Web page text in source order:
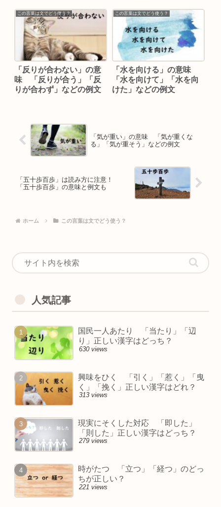
この言葉は文でどう使う？
「反りが合わない」の意
味 「反りが合う」「反
りが合わず」などの例文
この言葉は文でどう使う？
「水を向ける」の意味
「水を向けて」「水を向
けた」などの例文
「気が重い」の意味 「気が重くな
る」「気が重そう」などの例文
「五十歩百歩」は読み方に注意！
「五十歩百歩」の意味と例文も
ホーム この言葉は文でどう使う？
人気記事
国民一人あたり 「当たり」「辺
り」正しい漢字はどっち？
630 views
興味をひく 「引く」「惹く」「曳
く」「挽く」正しい漢字はどれ？
313 views
現実にそくした対応 「即した」
「則した」正しい漢字はどっち？
279 views
時がたつ 「立つ」「経つ」のどっ
ちが正しい？
221 views